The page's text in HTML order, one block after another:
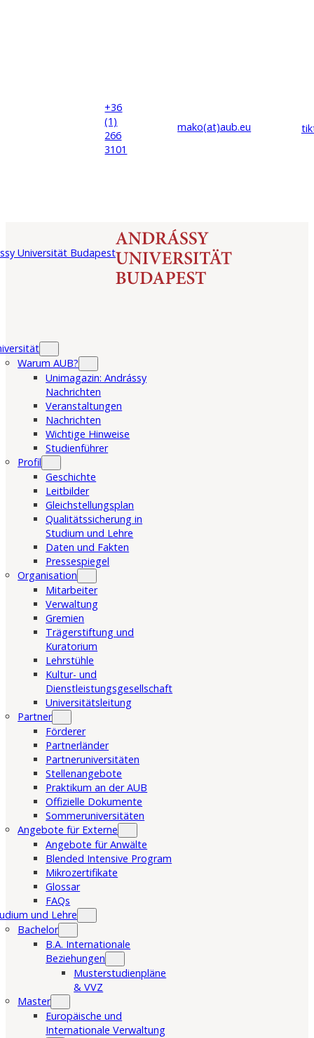
+36
(1)
266
3101
mako(at)aub.eu
Warum AUB?
Unimagazin: Andrássy
Nachrichten
Veranstaltungen
Nachrichten
Wichtige Hinweise
Studienführer
Profil
Geschichte
Leitbilder
Gleichstellungsplan
Qualitätssicherung in
Studium und Lehre
Daten und Fakten
Pressespiegel
Organisation
Mitarbeiter
Verwaltung
Gremien
Trägerstiftung und
Kuratorium
Lehrstühle
Kultur- und
Dienstleistungsgesellschaft
Universitätsleitung
Partner
Förderer
Partnerländer
Partneruniversitäten
Stellenangebote
Praktikum an der AUB
Offizielle Dokumente
Sommeruniversitäten
Angebote für Externe
Angebote für Anwälte
Blended Intensive Program
Mikrozertifikate
Glossar
FAQs
und Lehre
Bachelor
B.A. Internationale
Beziehungen
Musterstudienpläne
& VVZ
Master
Europäische und
Internationale Verwaltung